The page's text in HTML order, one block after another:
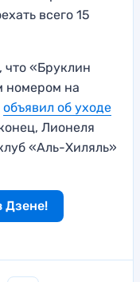
всего 15
что «Бруклин
номером на
объявил об уходе
Лионеля
«Аль-Хиляль»
Дзене!